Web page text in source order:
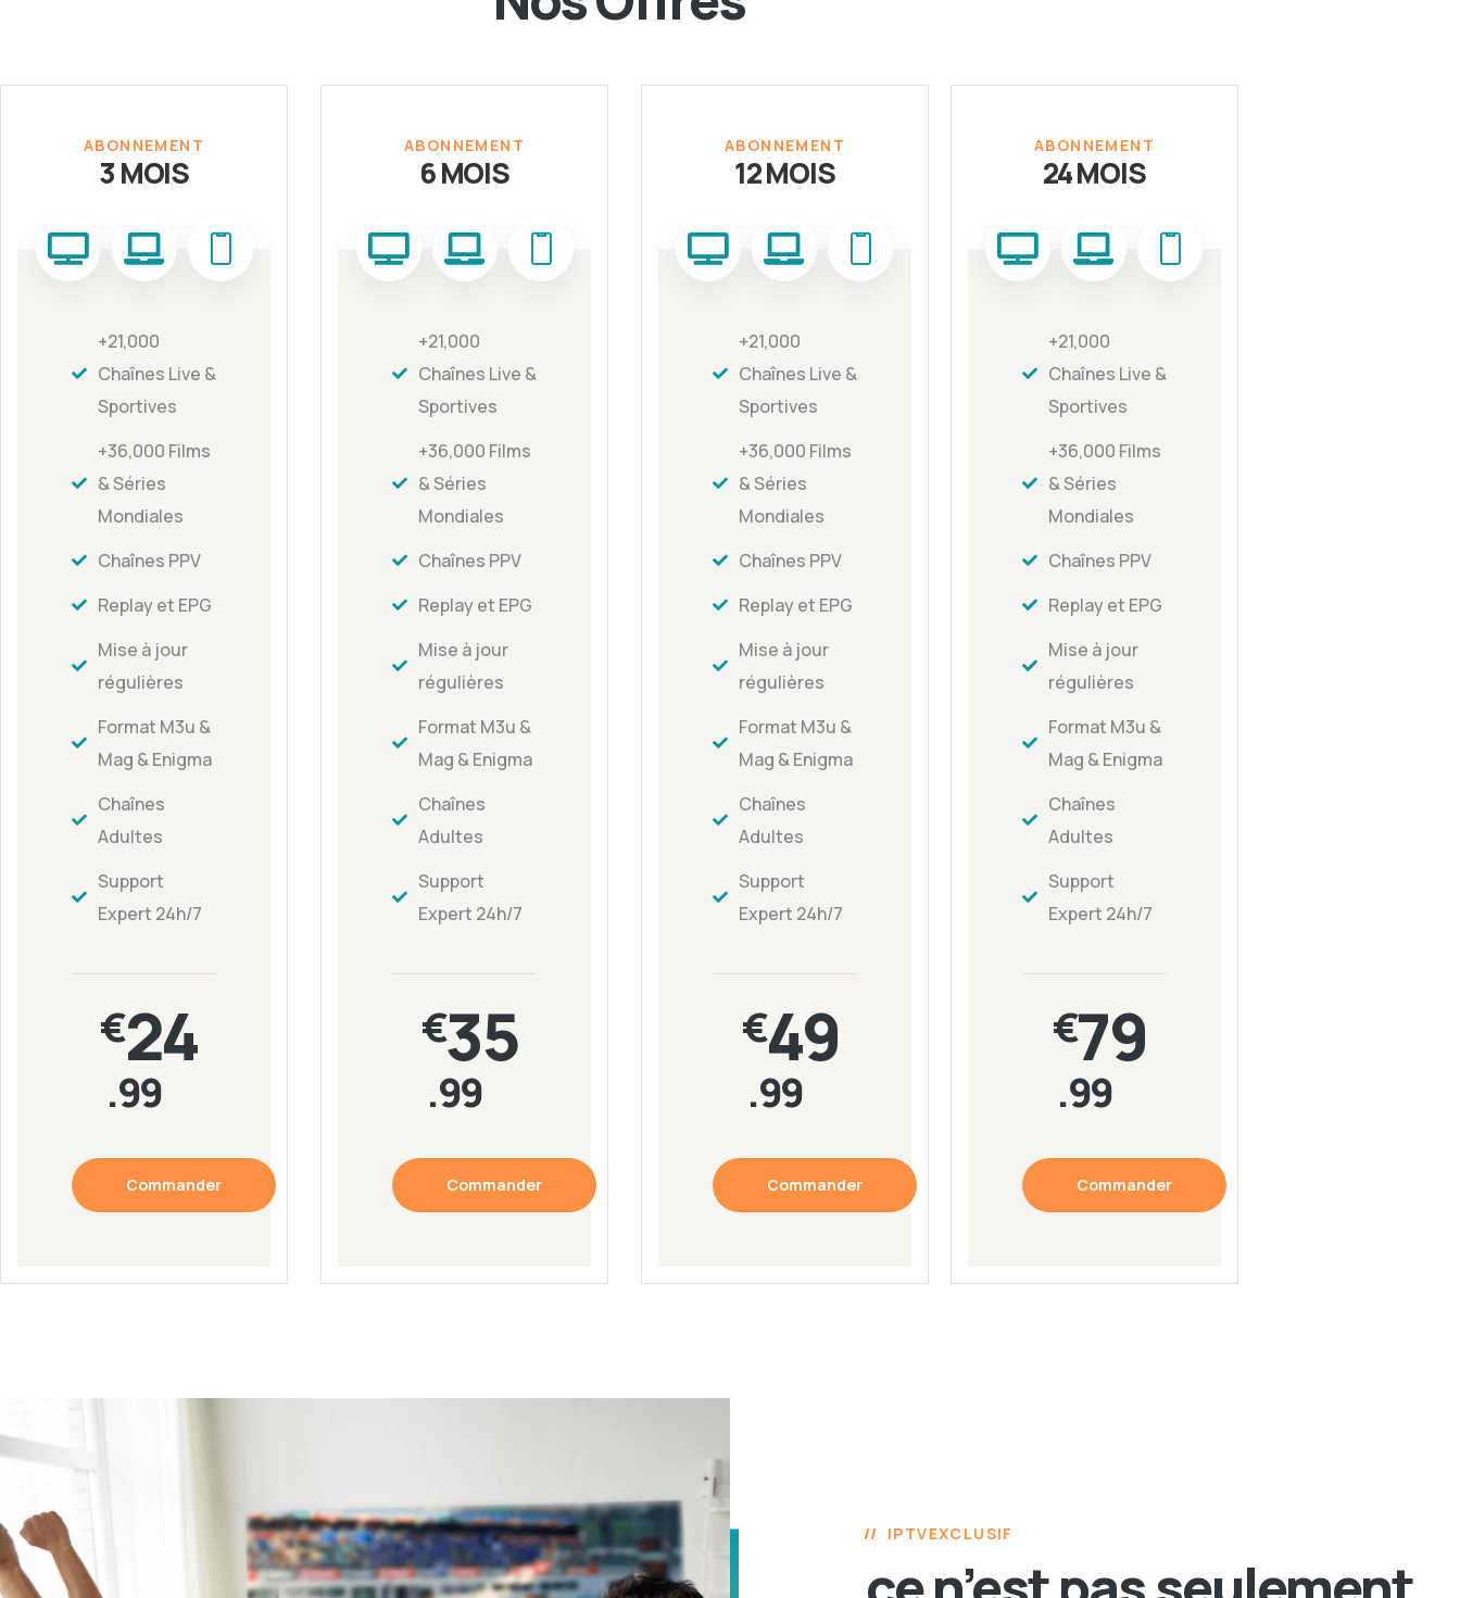
ABONNEMENT
3 MOIS
+21,000
Chaînes Live &
Sportives
+36,000 Films
& Séries
Mondiales
Chaînes PPV
Replay et EPG
Mise à jour
régulières
Format M3u &
Mag & Enigma
Chaînes
Adultes
Support
Expert 24h/7
€24
.99
Commander
ABONNEMENT
6 MOIS
+21,000
Chaînes Live &
Sportives
+36,000 Films
& Séries
Mondiales
Chaînes PPV
Replay et EPG
Mise à jour
régulières
Format M3u &
Mag & Enigma
Chaînes
Adultes
Support
Expert 24h/7
€35
.99
Commander
ABONNEMENT
12 MOIS
+21,000
Chaînes Live &
Sportives
+36,000 Films
& Séries
Mondiales
Chaînes PPV
Replay et EPG
Mise à jour
régulières
Format M3u &
Mag & Enigma
Chaînes
Adultes
Support
Expert 24h/7
€49
.99
Commander
ABONNEMENT
24 MOIS
+21,000
Chaînes Live &
Sportives
+36,000 Films
& Séries
Mondiales
Chaînes PPV
Replay et EPG
Mise à jour
régulières
Format M3u &
Mag & Enigma
Chaînes
Adultes
Support
Expert 24h/7
€79
.99
Commander
IPTVEXCLUSIF